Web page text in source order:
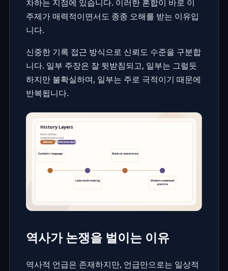
차하는 지점에 있습니다. 이러한 혼합이 바로 이
주제가 매력적이면서도 종종 오해를 받는 이유입
니다.
신중한 기록 접근 방식으로 신뢰도 수준을 구분합
니다. 일부 주장은 잘 뒷받침되고, 일부는 그럴듯
하지만 불확실하며, 일부는 주로 극적이기 때문에
반복됩니다.
역사가 논쟁을 벌이는 이유
역사적 언급은 존재하지만, 언급만으로는 일상적